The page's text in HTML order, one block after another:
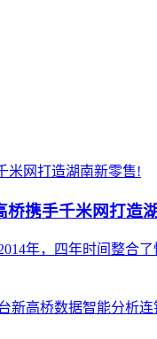
桥携手千米网打造
年，四年时间整合
新高桥数据智能分析连